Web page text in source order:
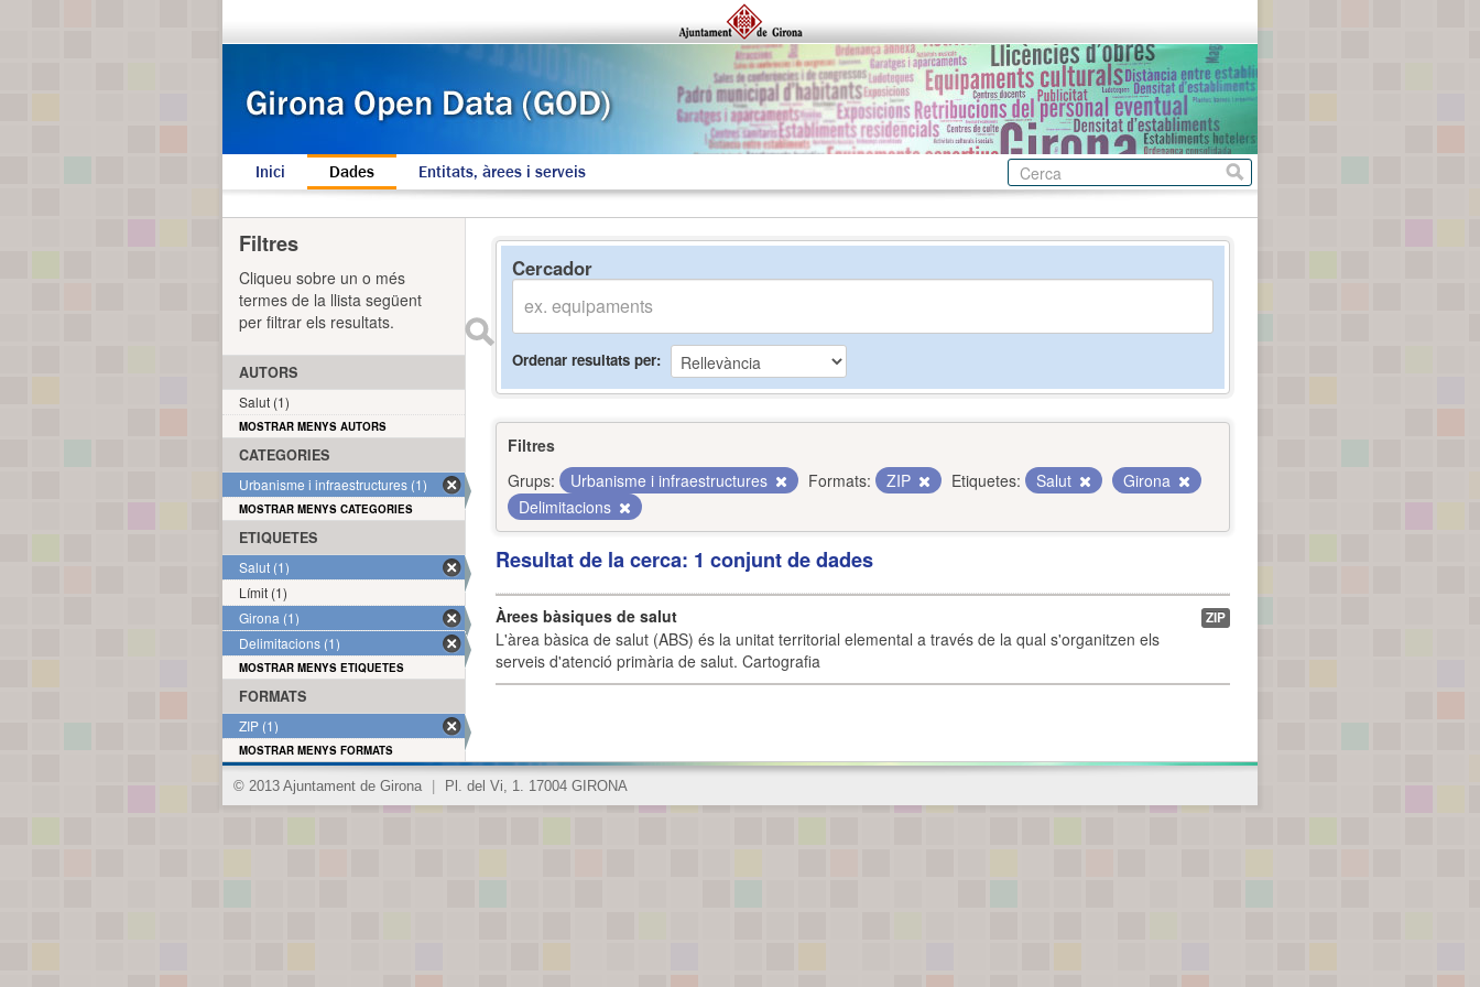
Inici Dades Entitats, àrees i serveis
Cercador
Ordenar resultats per
Filtres
Grups:
Urbanisme i infraestructures Formats: ZIP Etiquetes: Salut
Girona
Delimitacions
Resultat de la cerca: 1 conjunt de dades
Àrees bàsiques de salut
L'àrea bàsica de salut (ABS) és la unitat territorial elemental a través de la qual s'organitzen els
serveis d'atenció primària de salut. Cartografia
ZIP
Filtres
Cliqueu sobre un o més
termes de la llista següent
per filtrar els resultats.
AUTORS
Salut (1)
MOSTRAR MENYS AUTORS
CATEGORIES
Urbanisme i infraestructures (1)
MOSTRAR MENYS CATEGORIES
ETIQUETES
Salut (1)
Límit (1)
Girona (1)
Delimitacions (1)
MOSTRAR MENYS ETIQUETES
FORMATS
ZIP (1)
MOSTRAR MENYS FORMATS
© 2013 Ajuntament de Girona Pl. del Vi, 1. 17004 GIRONA